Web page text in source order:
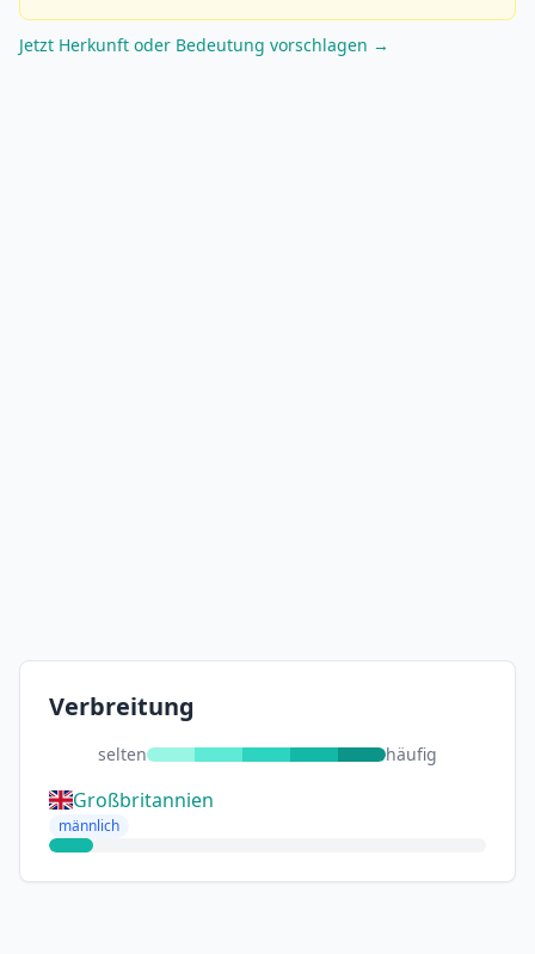
Jetzt Herkunft oder Bedeutung vorschlagen →
Verbreitung
selten häufig
Großbritannien
männlich